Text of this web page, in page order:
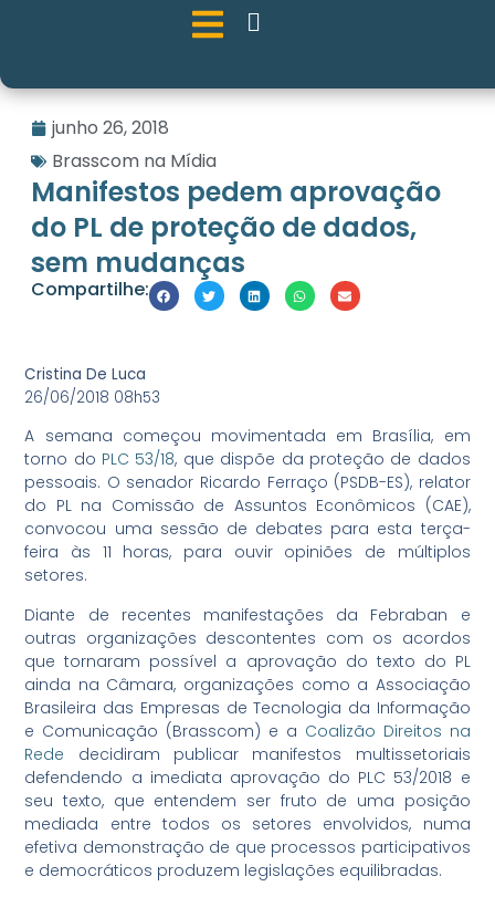
junho 26, 2018
Brasscom na Mídia
Manifestos pedem aprovação
do PL de proteção de dados,
sem mudanças
Compartilhe:
Cristina De Luca
26/06/2018 08h53
A semana começou movimentada em Brasília, em
torno do PLC 53/18, que dispõe da proteção de dados
pessoais. O senador Ricardo Ferraço (PSDB-ES), relator
do PL na Comissão de Assuntos Econômicos (CAE),
convocou uma sessão de debates para esta terça-
feira às 11 horas, para ouvir opiniões de múltiplos
setores.
Diante de recentes manifestações da Febraban e
outras organizações descontentes com os acordos
que tornaram possível a aprovação do texto do PL
ainda na Câmara, organizações como a Associação
Brasileira das Empresas de Tecnologia da Informação
e Comunicação (Brasscom) e a Coalizão Direitos na
Rede decidiram publicar manifestos multissetoriais
defendendo a imediata aprovação do PLC 53/2018 e
seu texto, que entendem ser fruto de uma posição
mediada entre todos os setores envolvidos, numa
efetiva demonstração de que processos participativos
e democráticos produzem legislações equilibradas.